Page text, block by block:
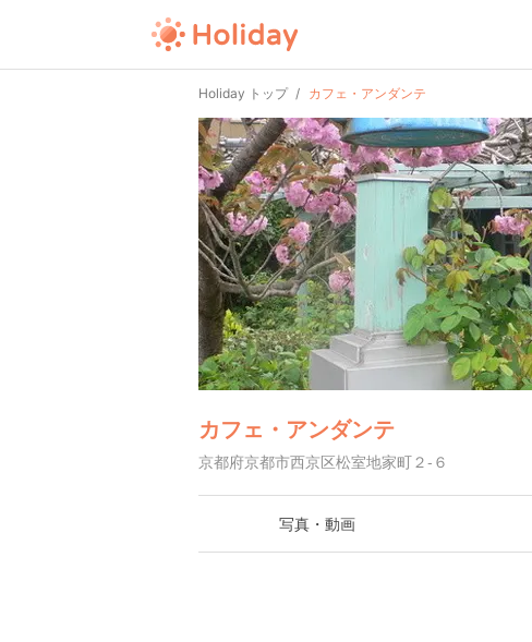
Holiday トップ カフェ・アンダンテ
カフェ・アンダンテ
京都府京都市西京区松室地家町２-６
写真・動画